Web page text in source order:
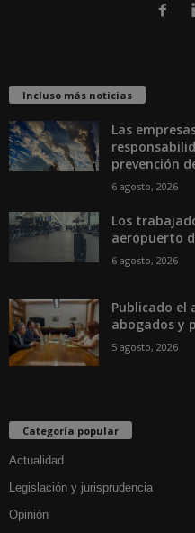
Incluso más noticias
Las
prevención
6 agosto, 2026
Los
aeropuerto
6 agosto, 2026
Publicado el
abogados y
5 agosto, 2026
Categoría popular
Actualidad
Legislación y jurisprudencia
Opinión